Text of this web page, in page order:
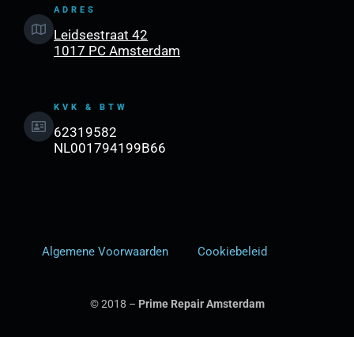
ADRES
Leidsestraat 42
1017 PC Amsterdam
KVK & BTW
62319582
NL001794199B66
Algemene Voorwaarden Cookiebeleid
© 2018 – Prime Repair Amsterdam